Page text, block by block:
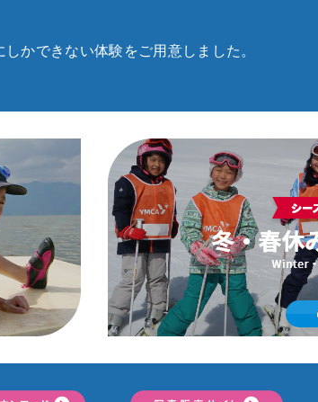
しかできない体験をご用意しました。